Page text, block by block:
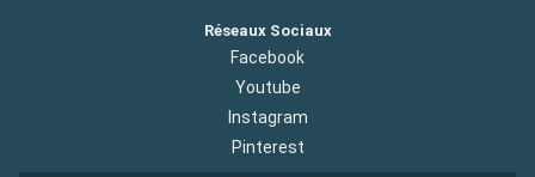
Réseaux Sociaux
Facebook
Youtube
Instagram
Pinterest